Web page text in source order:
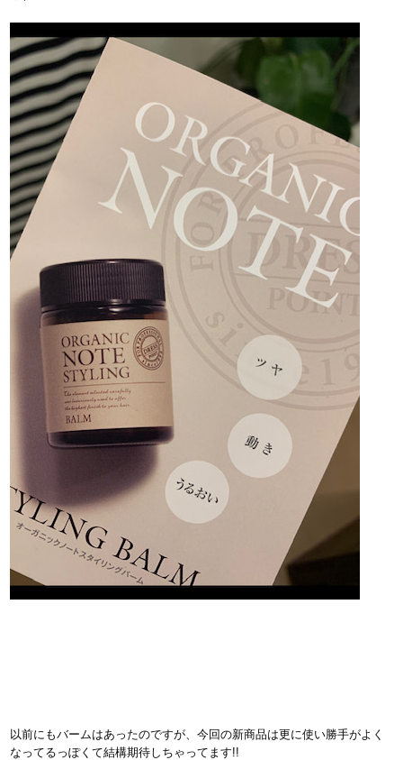
以前にもバームはあったのですが、今回の新商品は更に使い勝手がよく
なってるっぽくて結構期待しちゃってます!!